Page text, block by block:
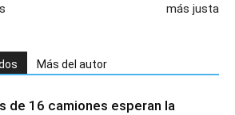
más justa
Más del autor
de 16 camiones esperan la